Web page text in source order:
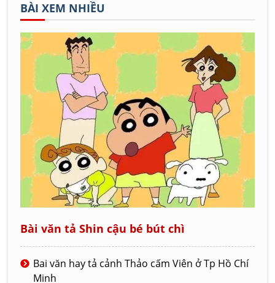
BÀI XEM NHIỀU
Bài văn tả Shin cậu bé bút chì
Bai văn hay tả cảnh Thảo cấm Viên ở Tp Hồ Chí
Minh